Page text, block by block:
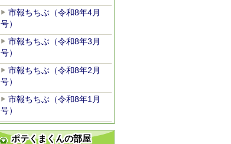
市報ちちぶ（令和8年4月
号）
市報ちちぶ（令和8年3月
号）
市報ちちぶ（令和8年2月
号）
市報ちちぶ（令和8年1月
号）
ポテくまくんの部屋